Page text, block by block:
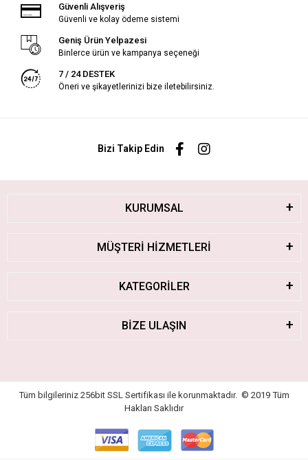
Güvenli Alışveriş
Güvenli ve kolay ödeme sistemi
Geniş Ürün Yelpazesi
Binlerce ürün ve kampanya seçeneği
7 / 24 DESTEK
Öneri ve şikayetlerinizi bize iletebilirsiniz.
Bizi Takip Edin
KURUMSAL
MÜŞTERİ HİZMETLERİ
KATEGORİLER
BİZE ULAŞIN
Tüm bilgileriniz 256bit SSL Sertifikası ile korunmaktadır. © 2019 Tüm
Hakları Saklıdır